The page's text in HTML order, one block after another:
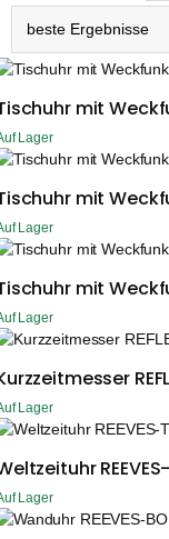
mit
Lager
mit
Lager
mit
Lager
Lager
Lager